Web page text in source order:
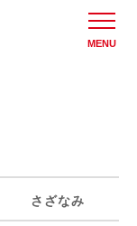
MENU
さざなみ